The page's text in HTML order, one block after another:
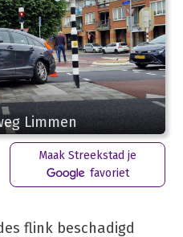
Limmen
Maak Streekstad je
favoriet
flink beschadigd